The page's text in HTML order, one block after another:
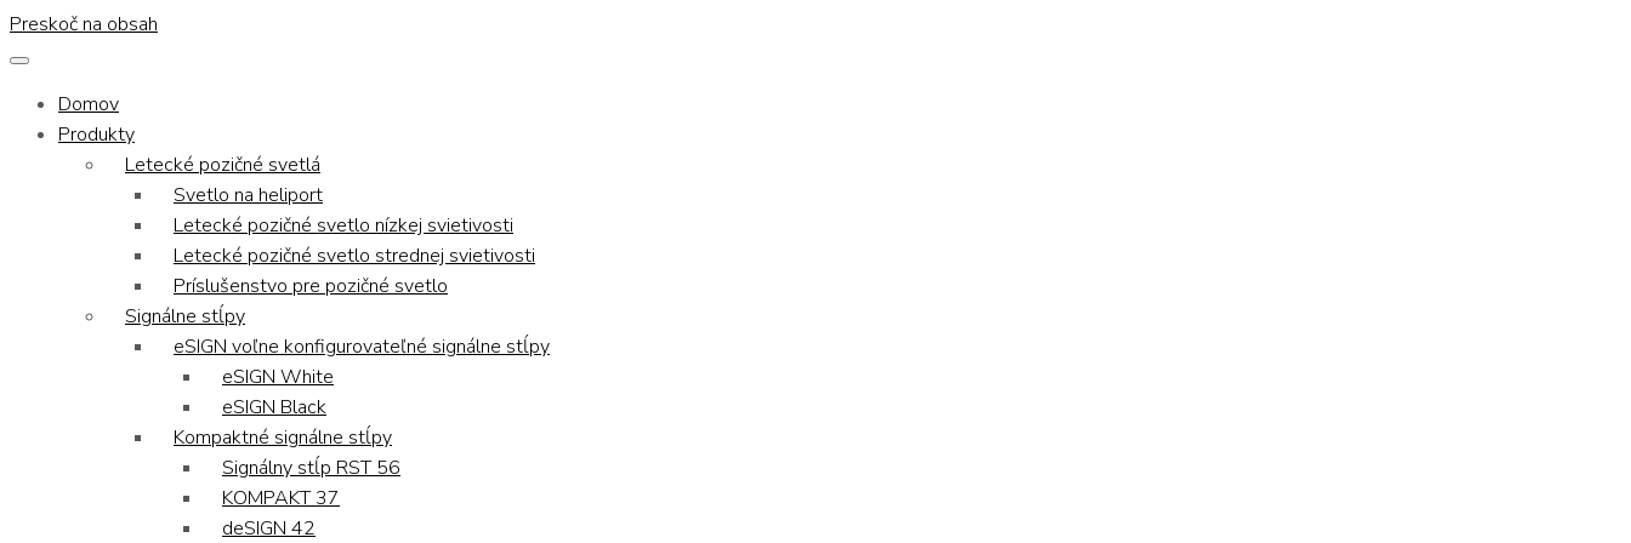
Preskoč na obsah
Domov
Produkty
Letecké pozičné svetlá
Svetlo na heliport
Letecké pozičné svetlo nízkej svietivosti
Letecké pozičné svetlo strednej svietivosti
Príslušenstvo pre pozičné svetlo
Signálne stĺpy
eSIGN voľne konfigurovateľné signálne stĺpy
eSIGN White
eSIGN Black
Kompaktné signálne stĺpy
Signálny stĺp RST 56
KOMPAKT 37
deSIGN 42